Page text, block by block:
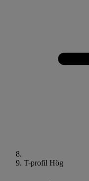
T-profil Hög